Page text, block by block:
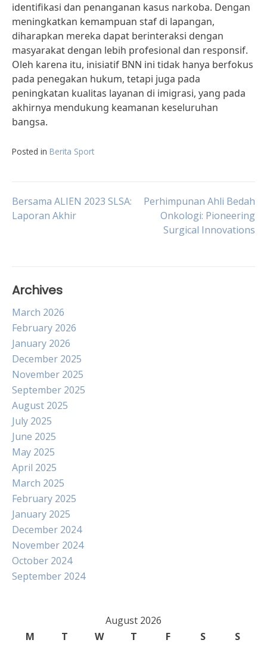
identifikasi dan penanganan kasus narkoba. Dengan
meningkatkan kemampuan staf di lapangan,
diharapkan mereka dapat berinteraksi dengan
masyarakat dengan lebih profesional dan responsif.
Oleh karena itu, inisiatif BNN ini tidak hanya berfokus
pada penegakan hukum, tetapi juga pada
peningkatan kualitas layanan di imigrasi, yang pada
akhirnya mendukung keamanan keseluruhan
bangsa.
Posted in Berita Sport
Post
Bersama ALIEN 2023 SLSA:
Laporan Akhir
Perhimpunan Ahli Bedah
Onkologi: Pioneering
Surgical Innovations
Archives
March 2026
February 2026
January 2026
December 2025
November 2025
September 2025
August 2025
July 2025
June 2025
May 2025
April 2025
March 2025
February 2025
January 2025
December 2024
November 2024
October 2024
September 2024
August 2026
M
T W T F S
S